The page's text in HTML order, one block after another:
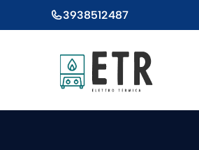
al
3938512487